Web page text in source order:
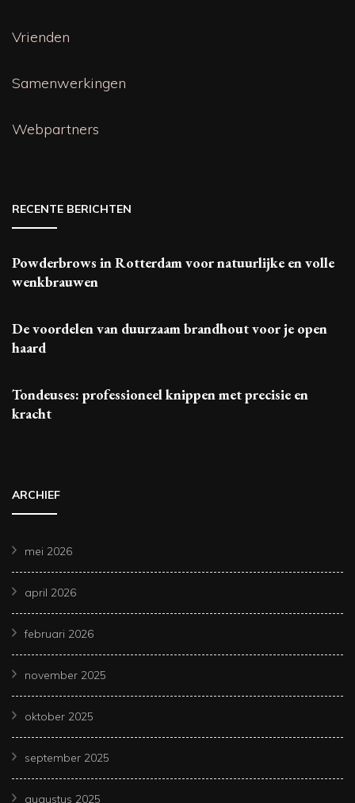
Vrienden
Samenwerkingen
Webpartners
RECENTE BERICHTEN
Powderbrows in Rotterdam voor natuurlijke en volle
wenkbrauwen
De voordelen van duurzaam brandhout voor je open
haard
Tondeuses: professioneel knippen met precisie en
kracht
ARCHIEF
mei 2026
april 2026
februari 2026
november 2025
oktober 2025
september 2025
augustus 2025